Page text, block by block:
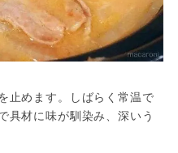
止めます。しばらく常温で
具材に味が馴染み、深いう